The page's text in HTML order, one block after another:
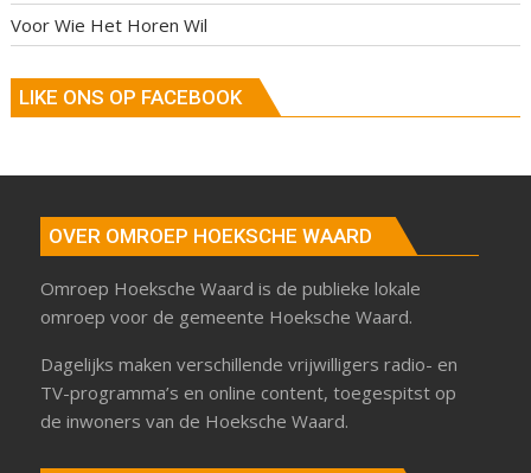
Voor Wie Het Horen Wil
LIKE ONS OP FACEBOOK
OVER OMROEP HOEKSCHE WAARD
Omroep Hoeksche Waard is de publieke lokale
omroep voor de gemeente Hoeksche Waard.
Dagelijks maken verschillende vrijwilligers radio- en
TV-programma’s en online content, toegespitst op
de inwoners van de Hoeksche Waard.